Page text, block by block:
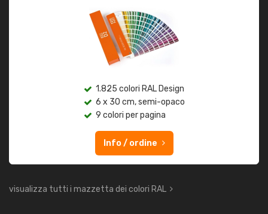
1.825 colori RAL Design
6 x 30 cm, semi-opaco
9 colori per pagina
Info / ordine
visualizza tutti i mazzetta dei colori RAL